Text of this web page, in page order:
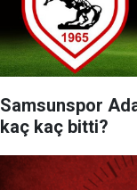
Samsunspor
kaç kaç bitti?